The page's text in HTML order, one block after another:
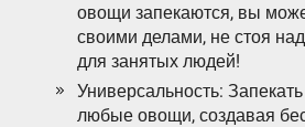
овощи запекаются, вы
своими делами, не стоя
для занятых людей!
Универсальность:
любые овощи, создавая